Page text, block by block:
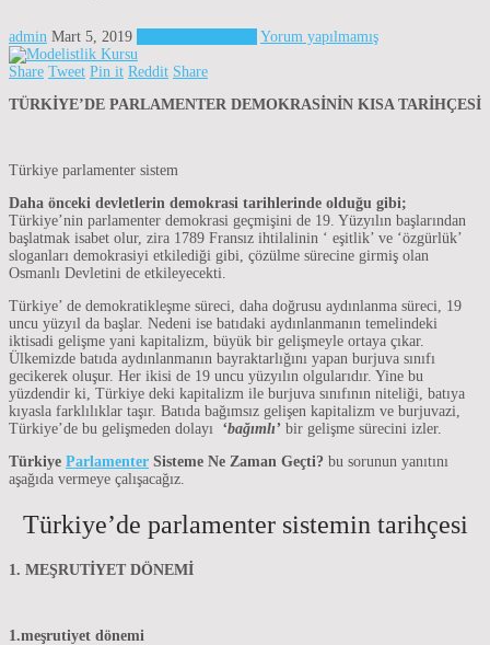
admin Mart 5, 2019 Yorum yapılmamış
Share Tweet Pin it Reddit Share
TÜRKİYE’DE PARLAMENTER DEMOKRASİNİN KISA TARİHÇESİ
Türkiye parlamenter sistem
Daha önceki devletlerin demokrasi tarihlerinde olduğu gibi;
Türkiye’nin parlamenter demokrasi geçmişini de 19. Yüzyılın başlarından
başlatmak isabet olur, zira 1789 Fransız ihtilalinin ‘ eşitlik’ ve ‘özgürlük’
sloganları demokrasiyi etkilediği gibi, çözülme sürecine girmiş olan
Osmanlı Devletini de etkileyecekti.
Türkiye’ de demokratikleşme süreci, daha doğrusu aydınlanma süreci, 19
uncu yüzyıl da başlar. Nedeni ise batıdaki aydınlanmanın temelindeki
iktisadi gelişme yani kapitalizm, büyük bir gelişmeyle ortaya çıkar.
Ülkemizde batıda aydınlanmanın bayraktarlığını yapan burjuva sınıfı
gecikerek oluşur. Her ikisi de 19 uncu yüzyılın olgularıdır. Yine bu
yüzdendir ki, Türkiye deki kapitalizm ile burjuva sınıfının niteliği, batıya
kıyasla farklılıklar taşır. Batıda bağımsız gelişen kapitalizm ve burjuvazi,
Türkiye’de bu gelişmeden dolayı ‘bağımlı’ bir gelişme sürecini izler.
Türkiye Parlamenter Sisteme Ne Zaman Geçti? bu sorunun yanıtını
aşağıda vermeye çalışacağız.
Türkiye’de parlamenter sistemin tarihçesi
1. MEŞRUTİYET DÖNEMİ
1.meşrutiyet dönemi